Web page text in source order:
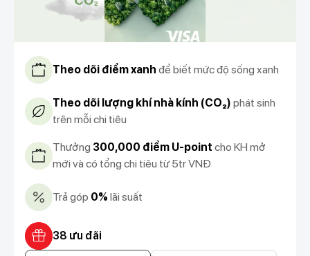
Theo dõi điểm xanh để biết mức độ sống xanh
Theo dõi lượng khí nhà kính (CO₂) phát sinh
trên mỗi chi tiêu
Thưởng 300,000 điểm U-point cho KH mở
mới và có tổng chi tiêu từ 5tr VNĐ
Trả góp 0% lãi suất
38 ưu đãi